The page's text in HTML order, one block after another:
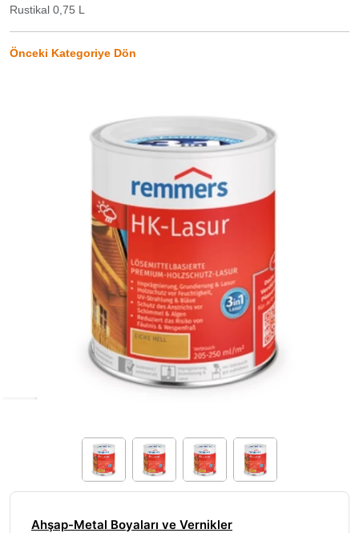
Rustikal 0,75 L
Önceki Kategoriye Dön
Ahşap-Metal Boyaları ve Vernikler